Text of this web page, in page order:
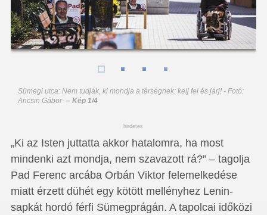
Sümegi utca: Nem tudják, ki mondja a térségnek: kelj fel és járj! - Fotó:
Ancsin Gábor-– Kép 1/4
hirdetes
„Ki az Isten juttatta akkor hatalomra, ha most
mindenki azt mondja, nem szavazott rá?” – tagolja
Pad Ferenc arcába Orbán Viktor felemelkedése
miatt érzett dühét egy kötött mellényhez Lenin-
sapkát hordó férfi Sümegprágán. A tapolcai időközi